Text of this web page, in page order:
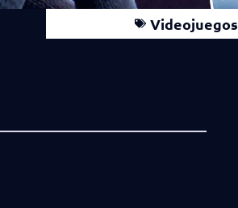
Videojuegos